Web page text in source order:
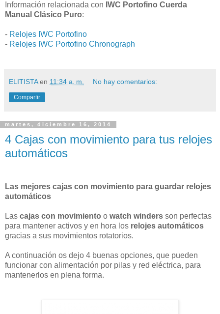
Información relacionada con IWC Portofino Cuerda
Manual Clásico Puro:
- Relojes IWC Portofino
- Relojes IWC Portofino Chronograph
ELITISTA en 11:34 a. m. No hay comentarios:
Compartir
martes, diciembre 16, 2014
4 Cajas con movimiento para tus relojes
automáticos
Las mejores cajas con movimiento para guardar relojes
automáticos
Las cajas con movimiento o watch winders son perfectas
para mantener activos y en hora los relojes automáticos
gracias a sus movimientos rotatorios.
A continuación os dejo 4 buenas opciones, que pueden
funcionar con alimentación por pilas y red eléctrica, para
mantenerlos en plena forma.